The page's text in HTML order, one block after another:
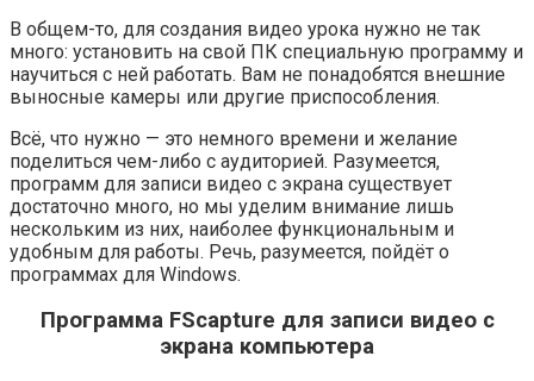
В общем-то, для создания видео урока нужно не так
много: установить на свой ПК специальную программу и
научиться с ней работать. Вам не понадобятся внешние
выносные камеры или другие приспособления.
Всё, что нужно — это немного времени и желание
поделиться чем-либо с аудиторией. Разумеется,
программ для записи видео с экрана существует
достаточно много, но мы уделим внимание лишь
нескольким из них, наиболее функциональным и
удобным для работы. Речь, разумеется, пойдёт о
программах для Windows.
Программа FScapture для записи видео с
экрана компьютера